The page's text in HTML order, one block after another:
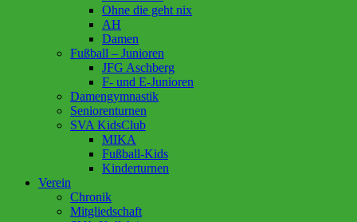
Ohne die geht nix
AH
Damen
Fußball – Junioren
JFG Aschberg
F- und E-Junioren
Damengymnastik
Seniorenturnen
SVA KidsClub
MIKA
Fußball-Kids
Kinderturnen
Verein
Chronik
Mitgliedschaft